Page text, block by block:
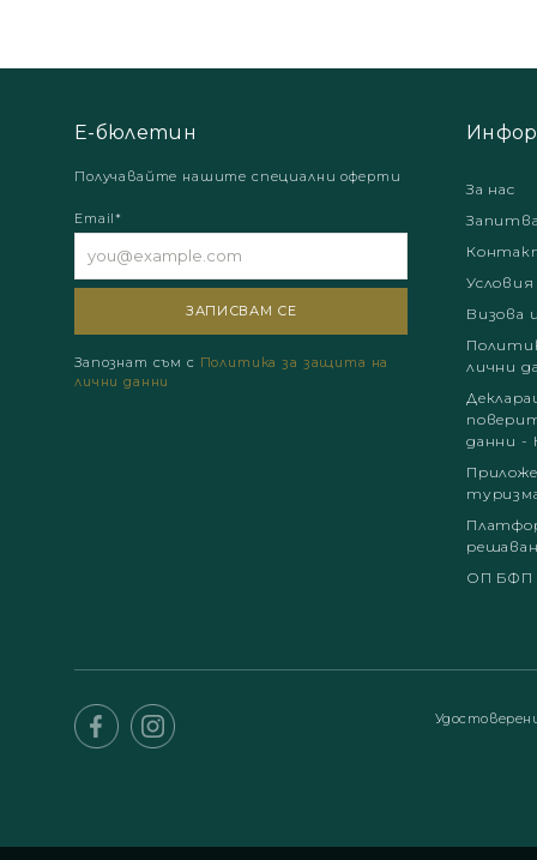
Е-бюлетин
Получавайте нашите специални оферти
Email*
Запознат съм с Политика за защита на
лични данни
За нас
Условия
Визова
лични
данни -
ОП БФП